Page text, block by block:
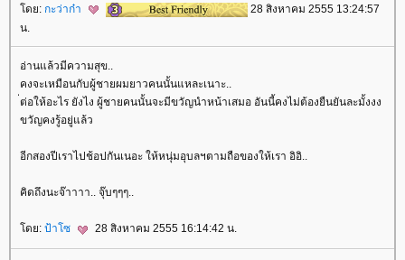
ดย: กะว่าก๋า
28 สิงหาคม 2555 13:24:57
น.
อ่านแล้วมีความสุข..
คงจะเหมือนกับผู้ชายผมยาวคนนั้นแหละเนาะ..
่ต่อให้อะไร ยังไง ผู้ชายคนนั้นจะมีขวัญนำหน้าเสมอ อันนี้คงไม่ต้องยืนยันละมั้งงง
ขวัญคงรู้อยู่แล้ว
อีกสองปีเราไปช้อปกันเนอะ ให้หนุ่มอุบลฯตามถือของให้เรา อิอิ..
คิดถึงนะจ๊าาาา.. จุ๊บๆๆๆ..
ดย: ป้าโซ 28 สิงหาคม 2555 16:14:42 น.